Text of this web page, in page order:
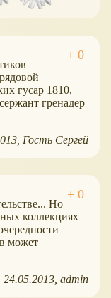
гусар 1810,
гренадер
Гость Сергей
Но
коллекциях
может
24.05.2013 admin